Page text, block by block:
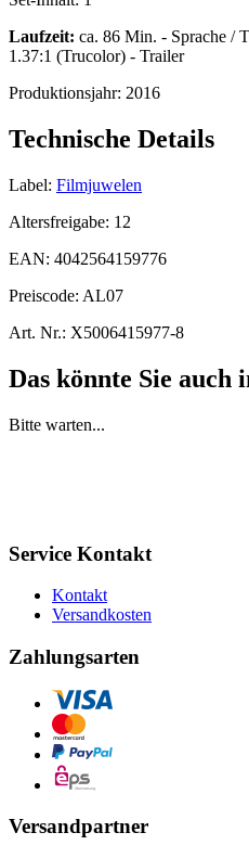
Laufzeit: ca. 86 Min. - Sprache /
1.37:1 (Trucolor) - Trailer
Produktionsjahr: 2016
Technische Details
Label: Filmjuwelen
Altersfreigabe: 12
EAN: 4042564159776
Preiscode: AL07
Art. Nr.: X5006415977-8
Das könnte Sie auch
Bitte warten...
Service Kontakt
Kontakt
Versandkosten
Zahlungsarten
Versandpartner